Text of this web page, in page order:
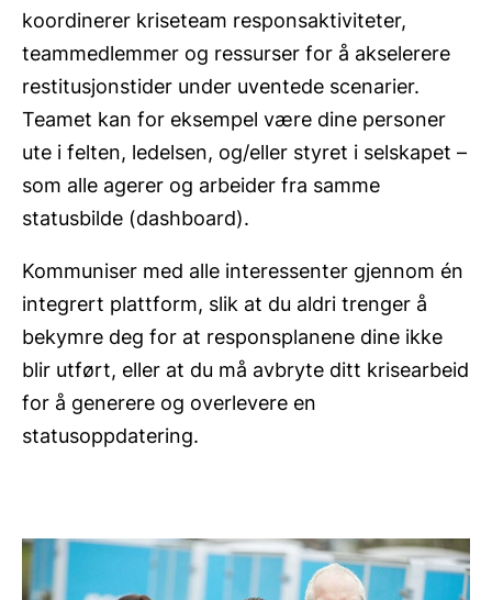
koordinerer kriseteam responsaktiviteter,
teammedlemmer og ressurser for å akselerere
restitusjonstider under uventede scenarier.
Teamet kan for eksempel være dine personer
ute i felten, ledelsen, og/eller styret i selskapet –
som alle agerer og arbeider fra samme
statusbilde (dashboard).
Kommuniser med alle interessenter gjennom én
integrert plattform, slik at du aldri trenger å
bekymre deg for at responsplanene dine ikke
blir utført, eller at du må avbryte ditt krisearbeid
for å generere og overlevere en
statusoppdatering.